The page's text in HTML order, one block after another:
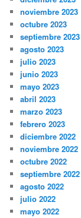
noviembre 2023
octubre 2023
septiembre 2023
agosto 2023
julio 2023
junio 2023
mayo 2023
abril 2023
marzo 2023
febrero 2023
diciembre 2022
noviembre 2022
octubre 2022
septiembre 2022
agosto 2022
julio 2022
mayo 2022